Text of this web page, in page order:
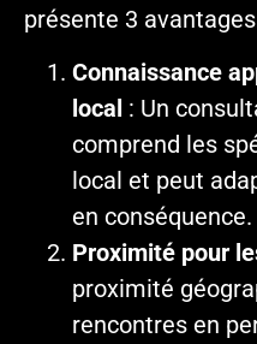
présente 3
Connaissance
local : Un
comprend les
local et peut
en conséquence.
Proximité pour
proximité
rencontres en